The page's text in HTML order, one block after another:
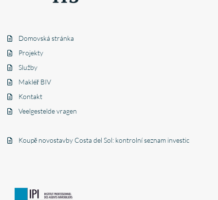
Domovská stránka
Projekty
Služby
Makléř BIV
Kontakt
Veelgestelde vragen
Koupě novostavby Costa del Sol: kontrolní seznam investic